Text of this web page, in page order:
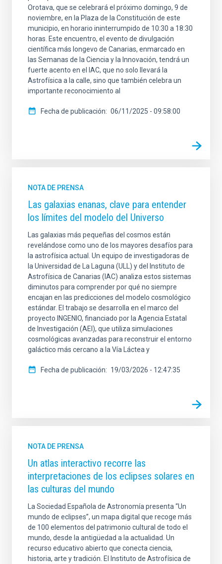
Orotava, que se celebrará el próximo domingo, 9 de
noviembre, en la Plaza de la Constitución de este
municipio, en horario ininterrumpido de 10:30 a 18:30
horas. Este encuentro, el evento de divulgación
científica más longevo de Canarias, enmarcado en
las Semanas de la Ciencia y la Innovación, tendrá un
fuerte acento en el IAC, que no solo llevará la
Astrofísica a la calle, sino que también celebra un
importante reconocimiento al
Fecha de publicación 06/11/2025 - 09:58:00
NOTA DE PRENSA
Las galaxias enanas, clave para entender
los límites del modelo del Universo
Las galaxias más pequeñas del cosmos están
revelándose como uno de los mayores desafíos para
la astrofísica actual. Un equipo de investigadoras de
la Universidad de La Laguna (ULL) y del Instituto de
Astrofísica de Canarias (IAC) analiza estos sistemas
diminutos para comprender por qué no siempre
encajan en las predicciones del modelo cosmológico
estándar. El trabajo se desarrolla en el marco del
proyecto INGENIO, financiado por la Agencia Estatal
de Investigación (AEI), que utiliza simulaciones
cosmológicas avanzadas para reconstruir el entorno
galáctico más cercano a la Vía Láctea y
Fecha de publicación 19/03/2026 - 12:47:35
NOTA DE PRENSA
Un atlas interactivo recorre las
interpretaciones de los eclipses solares en
las culturas del mundo
La Sociedad Española de Astronomía presenta “Un
mundo de eclipses”, un mapa digital que recoge más
de 100 elementos del patrimonio cultural de todo el
mundo, desde la antigüedad a la actualidad. Un
recurso educativo abierto que conecta ciencia,
historia, arte y tradición. El Instituto de Astrofísica de